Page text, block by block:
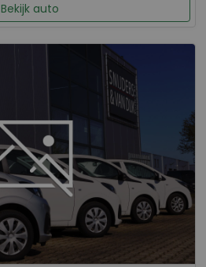
Bekijk auto